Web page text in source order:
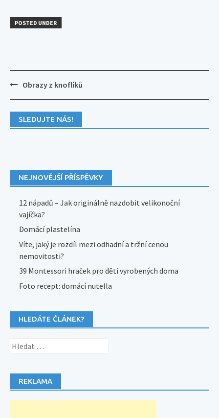
POSTED UNDER
Post
navigation
Obrazy z knoflíků
SLEDUJTE NÁS!
NEJNOVĚJŠÍ PŘÍSPĚVKY
12 nápadů – Jak originálně nazdobit velikonoční
vajíčka?
Domácí plastelína
Víte, jaký je rozdíl mezi odhadní a tržní cenou
nemovitosti?
39 Montessori hraček pro děti vyrobených doma
Foto recept: domácí nutella
HLEDÁTE ČLÁNEK?
Vyhledávání
REKLAMA